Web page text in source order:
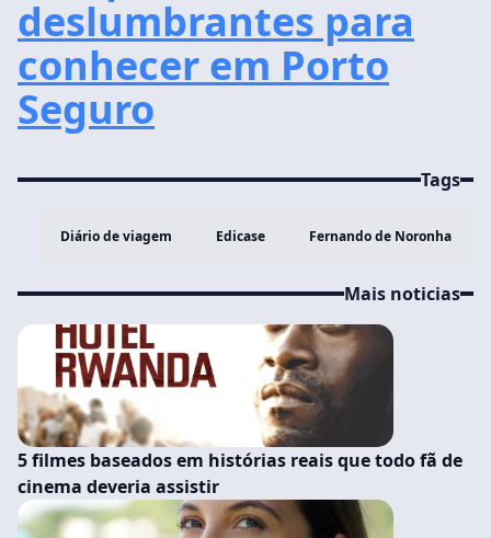
deslumbrantes para
conhecer em Porto
Seguro
Tags
Diário de viagem Edicase Fernando de Noronha
Mais noticias
5 filmes baseados em histórias reais que todo fã de
cinema deveria assistir